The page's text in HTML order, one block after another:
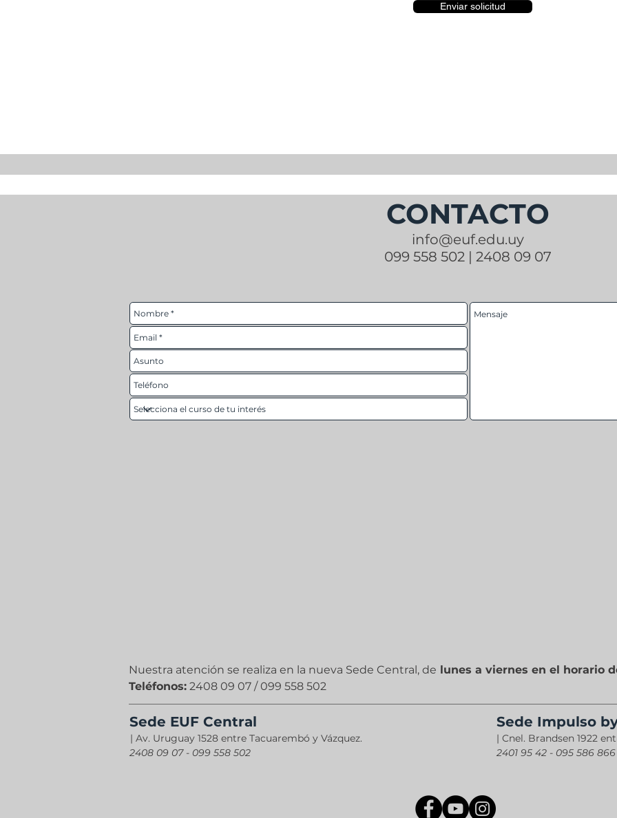
Enviar solicitud
CONTACTO
info@euf.edu.uy
099 558 502 | 2408 09 07
Nuestra atención se realiza en la nueva Sede Central, de lunes a viernes en el horario
Teléfonos: 2408 09 07 / 099 558 502
Sede EUF Central
| Av. Uruguay 1528 entre Tacuarembó y Vázquez.
2408 09 07 - 099 558 502
Sede Impulso
| Cnel. Brandsen 1922
2401 95 42 - 095 586 866